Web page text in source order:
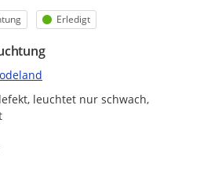
Status
Erledigt
leuchtet nur schwach,